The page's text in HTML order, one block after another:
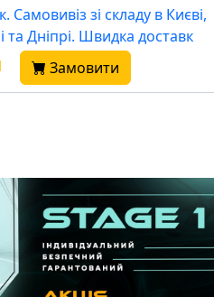
зі складу в Києві,
та Дніпрі. Швидка доставк
Замовити